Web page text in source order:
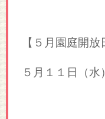
【５月園庭開放
５月１１日（
内容（